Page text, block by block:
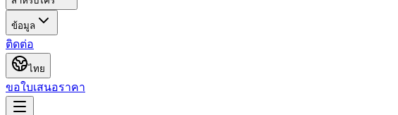
ข้อมูล
ติดต่อ
ไทย
ขอใบเสนอราคา